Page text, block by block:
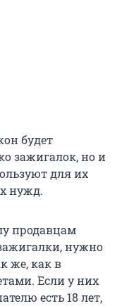
будет
зажигалок, но и
для их
нужд.
продавцам
нужно
же, как в
Если у них
есть 18 лет,